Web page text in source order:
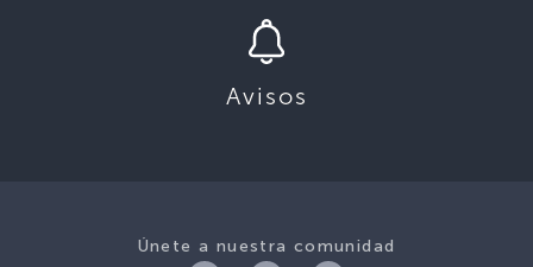
Avisos
Únete a nuestra comunidad